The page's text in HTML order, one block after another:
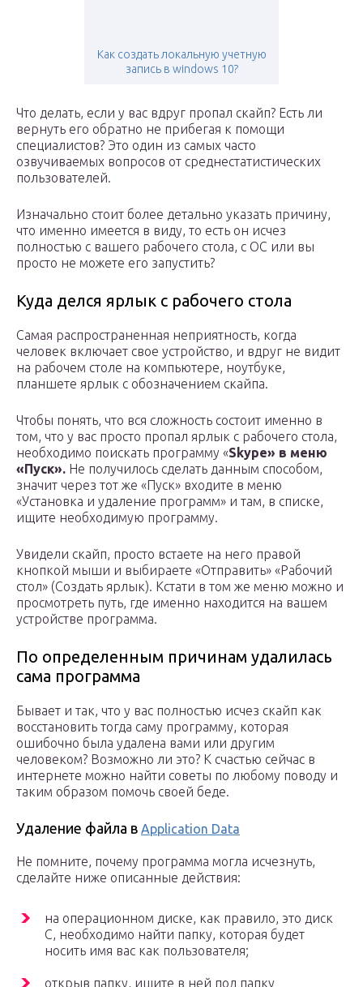
Как создать локальную учетную
запись в windows 10?
Что делать, если у вас вдруг пропал скайп? Есть ли
вернуть его обратно не прибегая к помощи
специалистов? Это один из самых часто
озвучиваемых вопросов от среднестатистических
пользователей.
Изначально стоит более детально указать причину,
что именно имеется в виду, то есть он исчез
полностью с вашего рабочего стола, с ОС или вы
просто не можете его запустить?
Куда делся ярлык с рабочего стола
Самая распространенная неприятность, когда
человек включает свое устройство, и вдруг не видит
на рабочем столе на компьютере, ноутбуке,
планшете ярлык с обозначением скайпа.
Чтобы понять, что вся сложность состоит именно в
том, что у вас просто пропал ярлык с рабочего стола,
необходимо поискать программу «Skype» в меню
«Пуск». Не получилось сделать данным способом,
значит через тот же «Пуск» входите в меню
«Установка и удаление программ» и там, в списке,
ищите необходимую программу.
Увидели скайп, просто встаете на него правой
кнопкой мыши и выбираете «Отправить» «Рабочий
стол» (Создать ярлык). Кстати в том же меню можно и
просмотреть путь, где именно находится на вашем
устройстве программа.
По определенным причинам удалилась
сама программа
Бывает и так, что у вас полностью исчез скайп как
восстановить тогда саму программу, которая
ошибочно была удалена вами или другим
человеком? Возможно ли это? К счастью сейчас в
интернете можно найти советы по любому поводу и
таким образом помочь своей беде.
Удаление файла в Application Data
Не помните, почему программа могла исчезнуть,
сделайте ниже описанные действия:
на операционном диске, как правило, это диск
С, необходимо найти папку, которая будет
носить имя вас как пользователя;
открыв папку, ищите в ней под папку